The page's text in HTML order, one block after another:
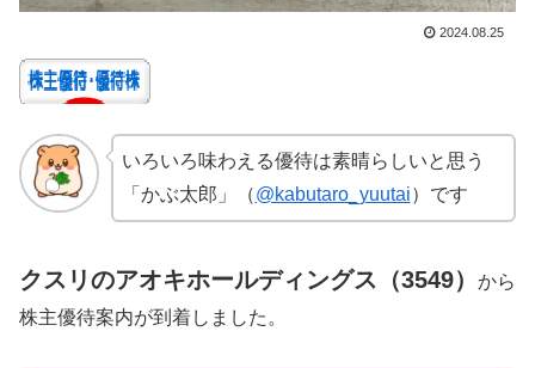
2024.08.25
いろいろ味わえる優待は素晴らしいと思う
「かぶ太郎」（@kabutaro_yuutai）です
クスリのアオキホールディングス（3549）
から
株主優待案内が到着しました。